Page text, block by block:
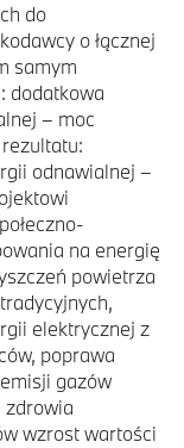
do
o łącznej
samym
dodatkowa
– moc
odnawialnej –
na energię
powietrza
elektrycznej z
poprawa
gazów
zdrowia
wzrost wartości